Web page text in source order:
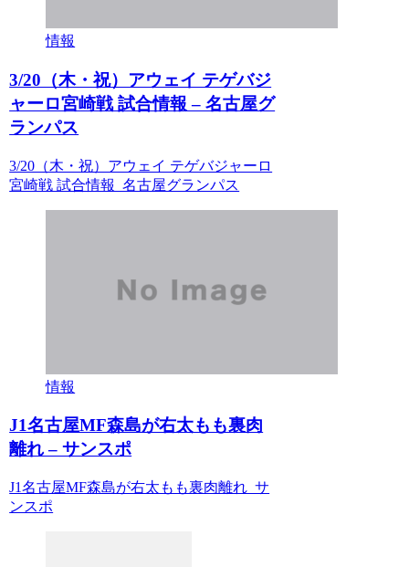
情報
3/20（木・祝）アウェイ テゲバジ
ャーロ宮崎戦 試合情報 – 名古屋グ
ランパス
3/20（木・祝）アウェイ テゲバジャーロ
宮崎戦 試合情報 名古屋グランパス
情報
J1名古屋MF森島が右太もも裏肉
離れ – サンスポ
J1名古屋MF森島が右太もも裏肉離れ サ
ンスポ